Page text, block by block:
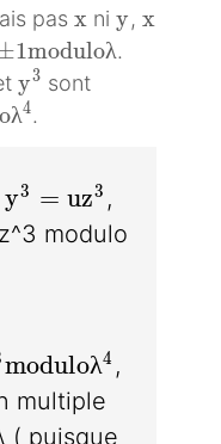
pas x
x ni y
y, x
x
modulo
1moduloλ.
y^3
y3 sont
\lambda^4
oλ4.
y^3 = uz^3
y3 = uz3 ,
modulo
uz^3
moduloλ4 ,
multiple
( puisque